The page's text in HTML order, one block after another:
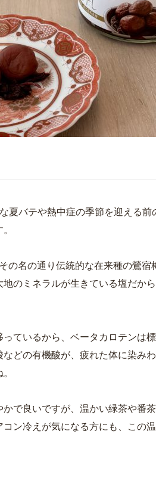
夏バテや熱中症の季節を迎える前
の名の通り伝統的な在来種の鶯宿
のミネラルが生きている塩だか
ているから、ベータカロテンは
どの有機酸が、疲れた体に染み
で良いですが、温かい緑茶や番
ン冷えが気になる方にも、この